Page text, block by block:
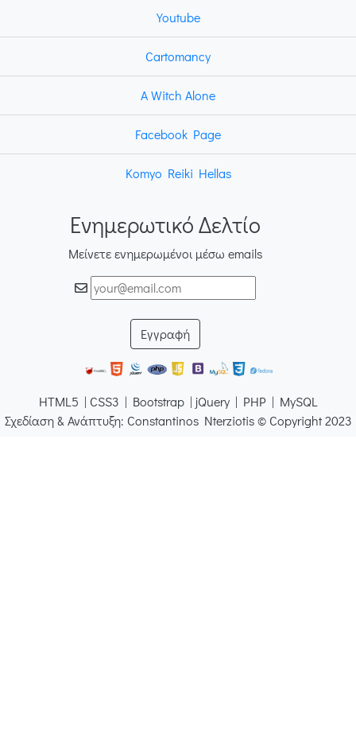
Youtube
Cartomancy
A Witch Alone
Facebook Page
Komyo Reiki Hellas
Ενημερωτικό Δελτίο
Μείνετε ενημερωμένοι μέσω emails
HTML5 | CSS3 | Bootstrap | jQuery | PHP | MySQL
Σχεδίαση & Ανάπτυξη: Constantinos Nterziotis © Copyright 2023